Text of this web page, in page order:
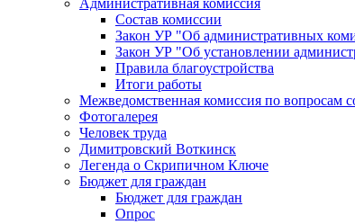
Административная комиссия
Состав комиссии
Закон УР "Об административных
Закон УР "Об установлении
Правила благоустройства
Итоги работы
Межведомственная комиссия по вопросам
Фотогалерея
Человек труда
Димитровский Воткинск
Легенда о Скрипичном Ключе
Бюджет для граждан
Бюджет для граждан
Опрос